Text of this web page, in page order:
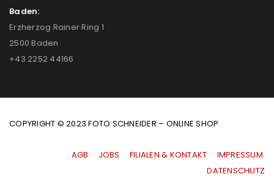
Baden:
Erzherzog Rainer Ring 1
2500 Baden
+43 2252 44166
COPYRIGHT © 2023 FOTO SCHNEIDER – ONLINE SHOP
AGB JOBS FILIALEN & KONTAKT
IMPRESSUM
|DATENSCHUTZ